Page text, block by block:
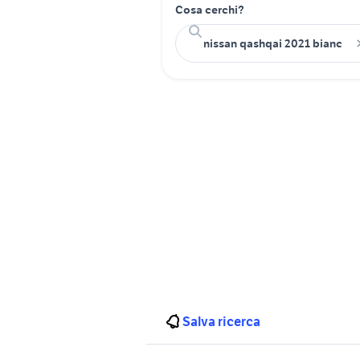
Cosa cerchi?
Salva ricerca